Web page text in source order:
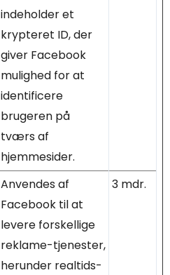
indeholder et
krypteret ID, der
giver Facebook
mulighed for at
identificere
brugeren på
tværs af
hjemmesider.
Anvendes af
Facebook til at
levere forskellige
reklame-tjenester,
herunder realtids-
3 mdr.